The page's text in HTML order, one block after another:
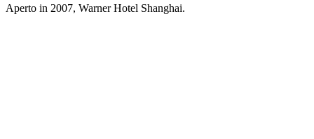
Aperto in 2007, Warner Hotel Shanghai.